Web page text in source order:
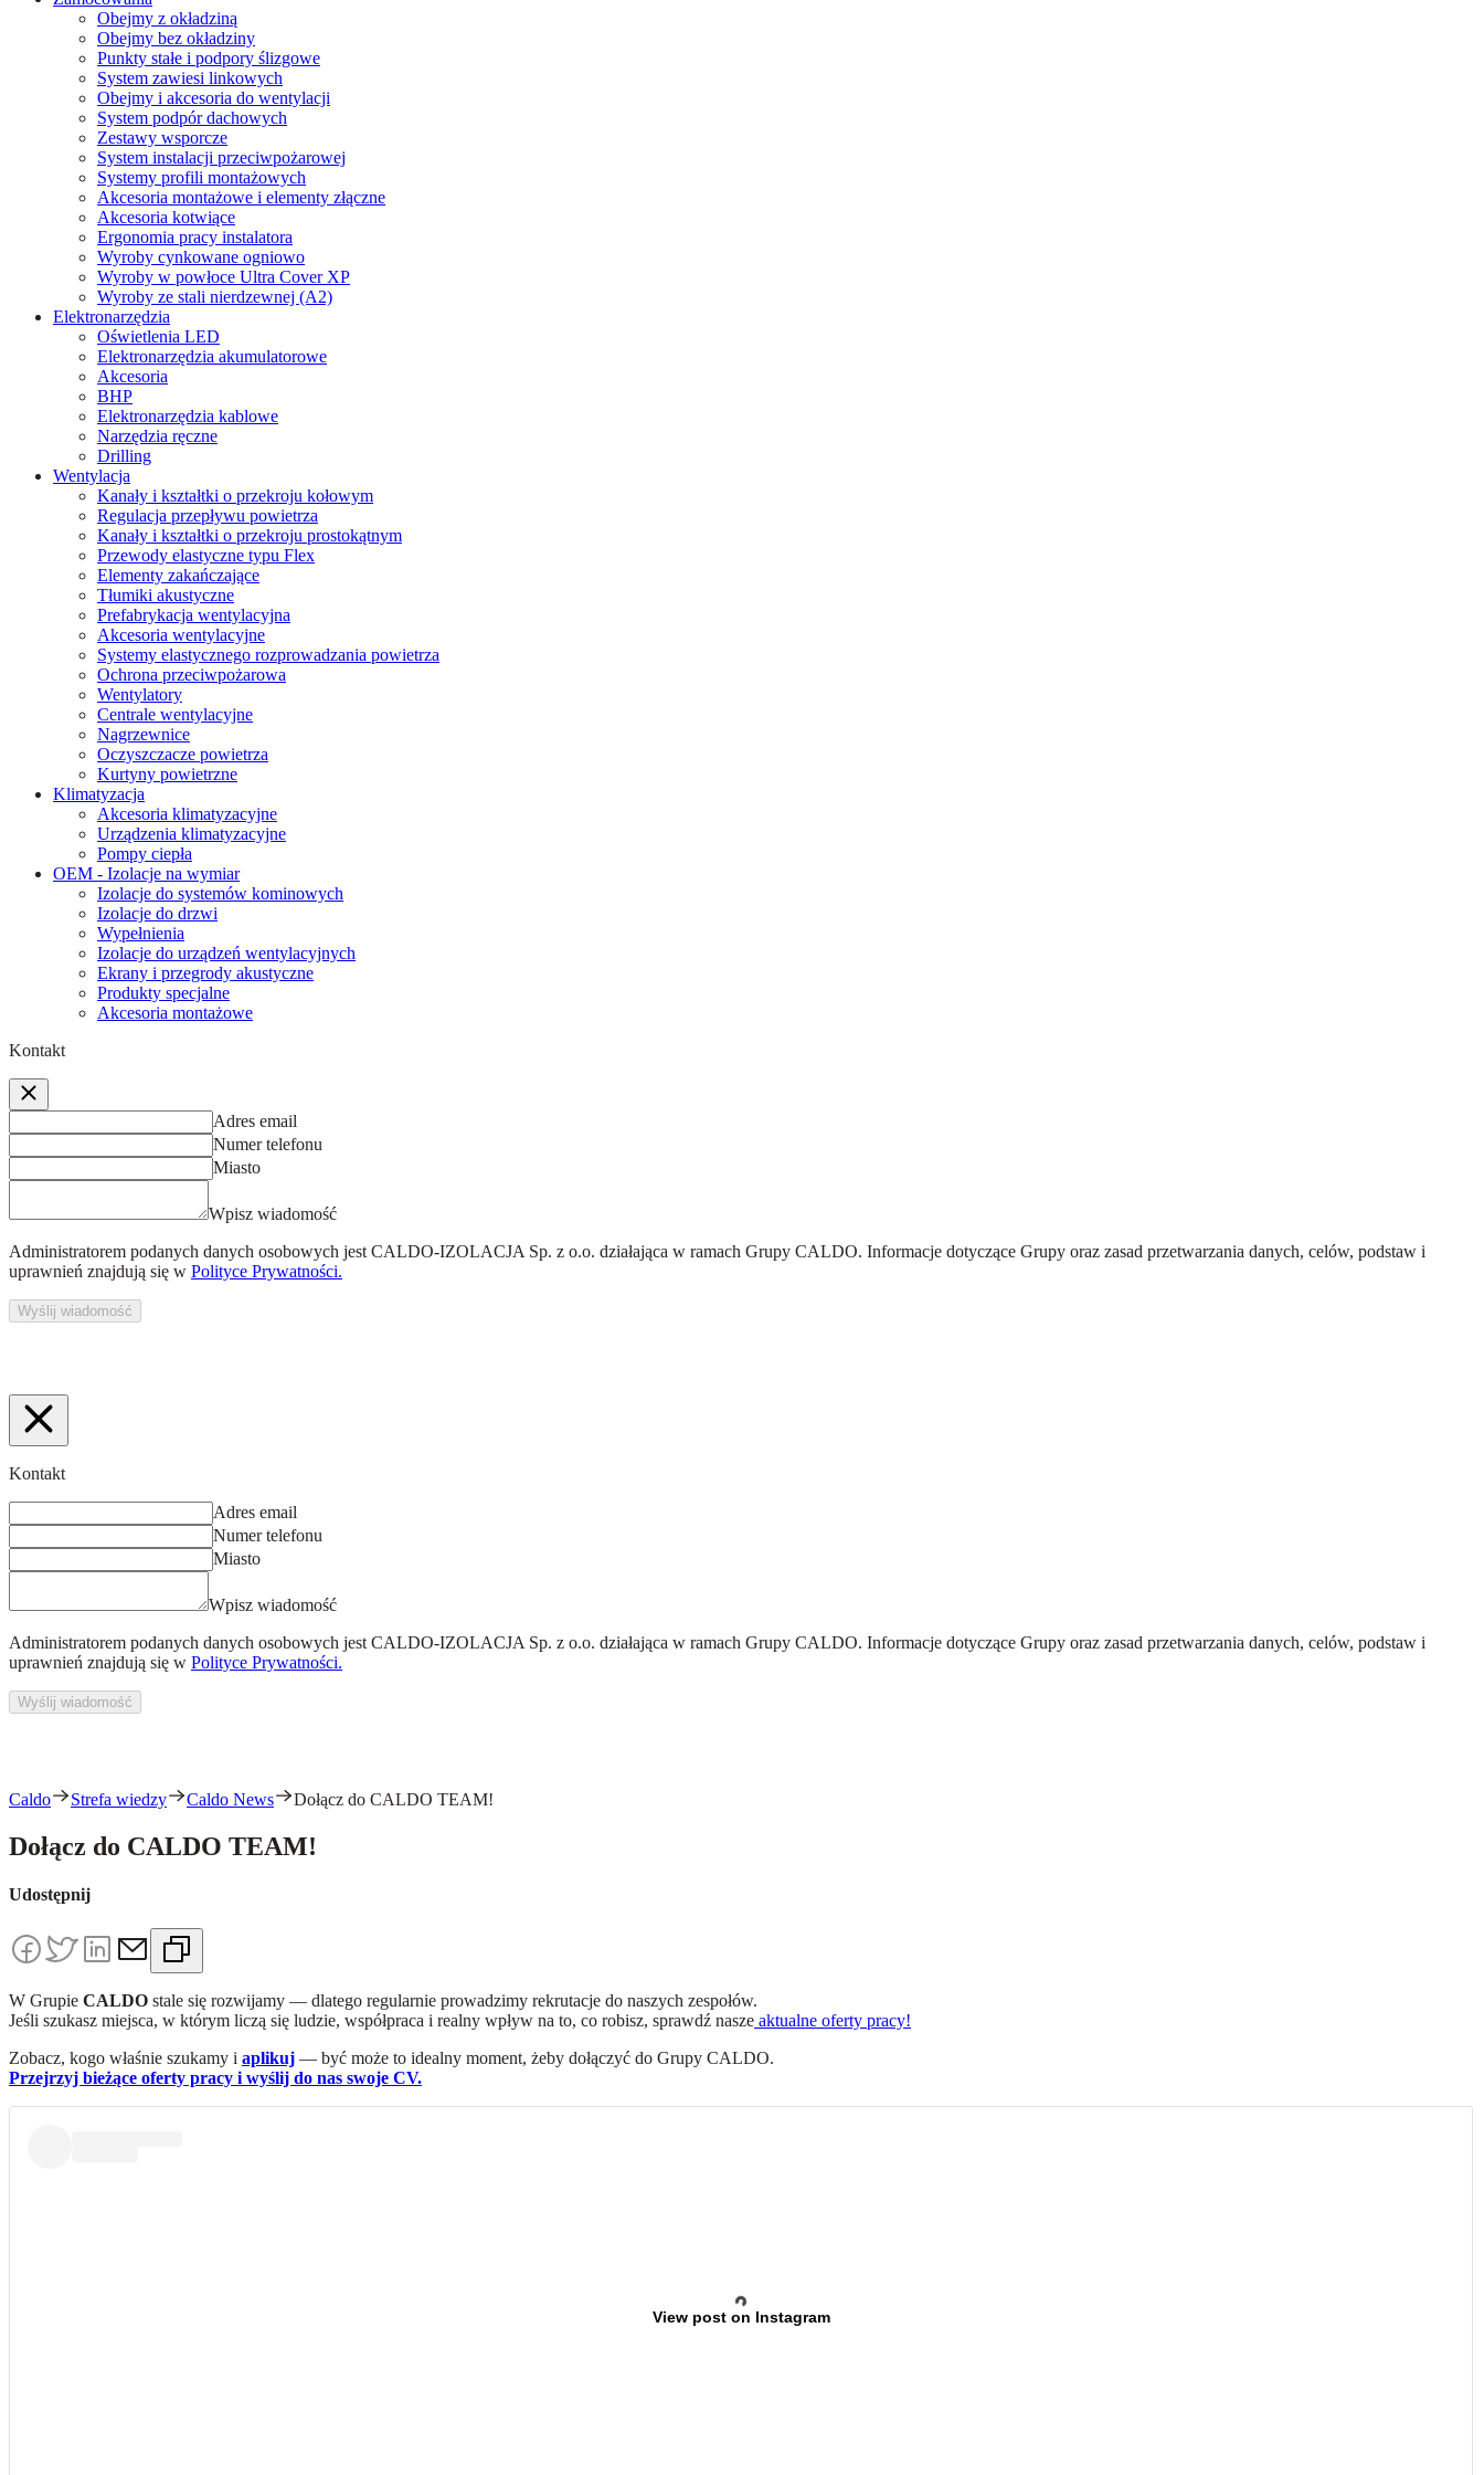
Obejmy z okładziną
Obejmy bez okładziny
Punkty stałe i podpory ślizgowe
System zawiesi linkowych
Obejmy i akcesoria do wentylacji
System podpór dachowych
Zestawy wsporcze
System instalacji przeciwpożarowej
Systemy profili montażowych
Akcesoria montażowe i elementy złączne
Akcesoria kotwiące
Ergonomia pracy instalatora
Wyroby cynkowane ogniowo
Wyroby w powłoce Ultra Cover XP
Wyroby ze stali nierdzewnej (A2)
Elektronarzędzia
Oświetlenia LED
Elektronarzędzia akumulatorowe
Akcesoria
BHP
Elektronarzędzia kablowe
Narzędzia ręczne
Drilling
Wentylacja
Kanały i kształtki o przekroju kołowym
Regulacja przepływu powietrza
Kanały i kształtki o przekroju prostokątnym
Przewody elastyczne typu Flex
Elementy zakańczające
Tłumiki akustyczne
Prefabrykacja wentylacyjna
Akcesoria wentylacyjne
Systemy elastycznego rozprowadzania powietrza
Ochrona przeciwpożarowa
Wentylatory
Centrale wentylacyjne
Nagrzewnice
Oczyszczacze powietrza
Kurtyny powietrzne
Klimatyzacja
Akcesoria klimatyzacyjne
Urządzenia klimatyzacyjne
Pompy ciepła
OEM - Izolacje na wymiar
Izolacje do systemów kominowych
Izolacje do drzwi
Wypełnienia
Izolacje do urządzeń wentylacyjnych
Ekrany i przegrody akustyczne
Produkty specjalne
Akcesoria montażowe
Kontakt
Adres email
Numer telefonu
Miasto
Wpisz wiadomość
Administratorem podanych danych osobowych jest CALDO-IZOLACJA Sp. z o.o. działająca w ramach Grupy CALDO. Informacje dotyczące Grupy oraz zasad przetwarzania danych, celów, podstaw i
uprawnień znajdują się w Polityce Prywatności.
Wyślij wiadomość
Kontakt
Adres email
Numer telefonu
Miasto
Wpisz wiadomość
Administratorem podanych danych osobowych jest CALDO-IZOLACJA Sp. z o.o. działająca w ramach Grupy CALDO. Informacje dotyczące Grupy oraz zasad przetwarzania danych, celów, podstaw i
uprawnień znajdują się w Polityce Prywatności.
Wyślij wiadomość
Caldo Strefa wiedzy Caldo News Dołącz do CALDO TEAM!
Dołącz do CALDO TEAM!
Udostępnij
W Grupie CALDO stale się rozwijamy — dlatego regularnie prowadzimy rekrutacje do naszych zespołów.
Jeśli szukasz miejsca, w którym liczą się ludzie, współpraca i realny wpływ na to, co robisz, sprawdź nasze aktualne oferty pracy!
Zobacz, kogo właśnie szukamy i aplikuj — być może to idealny moment, żeby dołączyć do Grupy CALDO.
Przejrzyj bieżące oferty pracy i wyślij do nas swoje CV.
View post on Instagram